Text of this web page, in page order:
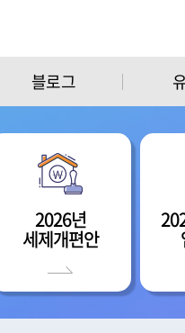
블로그
2026년
세제개편안